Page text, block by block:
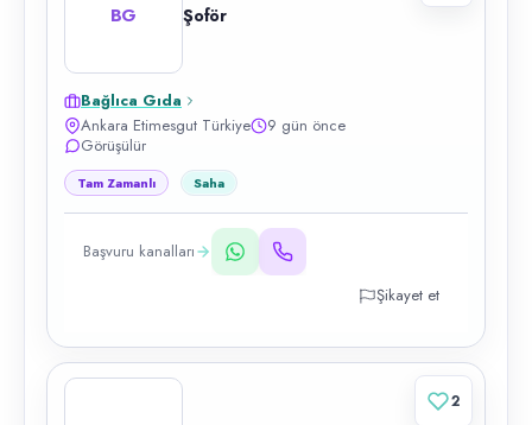
BG Şoför
Bağlıca Gıda
Ankara Etimesgut Türkiye
9 gün önce
Görüşülür
Tam Zamanlı Saha
Başvuru kanalları
Şikayet et
2